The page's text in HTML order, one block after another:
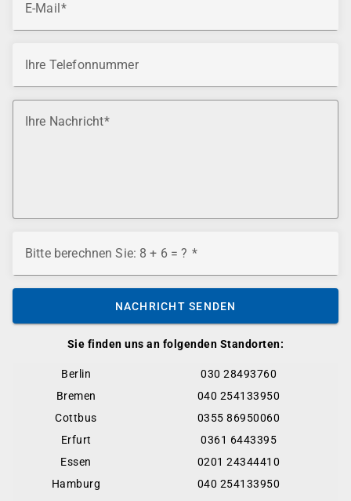
Sie finden uns an folgenden Standorten:
Berlin
030 28493760
Bremen
040 254133950
Cottbus
0355 86950060
Erfurt
0361 6443395
Essen
0201 24344410
Hamburg
040 254133950
E-Mail
Ihre Telefonnummer
Ihre Nachricht
Bitte berechnen Sie: 8 + 6 = ?
NACHRICHT SENDEN